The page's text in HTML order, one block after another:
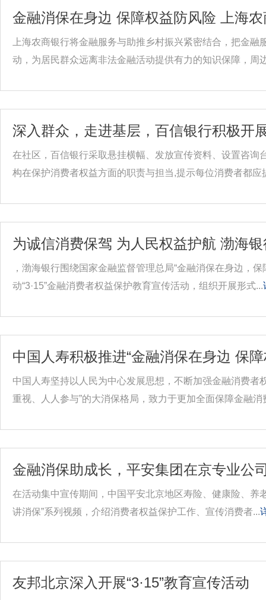
金融消保在身边 保障权益防风险 上海
上海农商银行将金融服务与助推乡村振兴紧密结合，把金
动，为居民群众远离非法金融活动提供有力的知识保障，周
深入群众，走进基层，百信银行积极开
在社区，百信银行采取悬挂横幅、发放宣传资料、设置咨
构在保护消费者权益方面的职责与担当,提示每位消费者都应
为诚信消费保驾 为人民权益护航 渤海银
，渤海银行围绕国家金融监督管理总局“金融消保在身边，
动“3·15”金融消费者权益保护教育宣传活动，组织开展形式...
中国人寿积极推进“金融消保在身边 保
中国人寿坚持以人民为中心发展思想，不断加强金融消费
重视、人人参与”的大消保格局，致力于更加全面保障金融消
金融消保助成长，平安集团在京专业公
在活动集中宣传期间，中国平安北京地区寿险、健康险、养
讲消保”系列视频，介绍消费者权益保护工作、宣传消费者...
友邦北京深入开展“3·15”教育宣传活动